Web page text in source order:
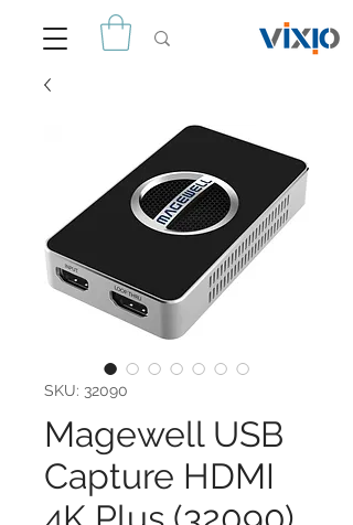
SKU: 32090
Magewell USB
Capture HDMI